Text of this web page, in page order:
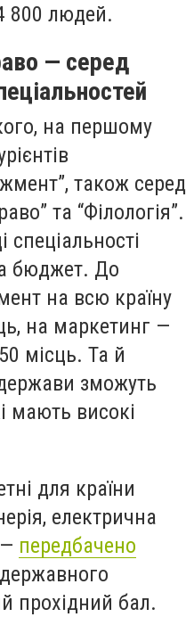
800 людей.
— серед
на першому
також серед
та “Філологія”.
бюджет. До
на всю країну
на маркетинг —
місць. Та й
зможуть
мають високі
для країни
електрична
передбачено
прохідний бал.